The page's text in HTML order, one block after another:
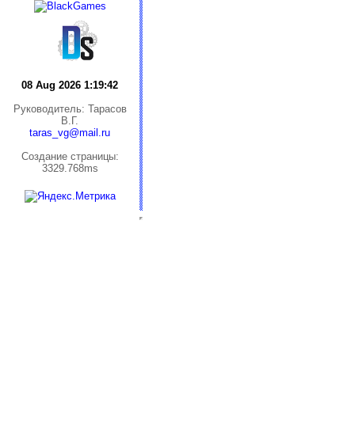
08 Aug 2026 1:19:42
Руководитель: Тарасов
В.Г.
taras_vg@mail.ru
Cоздание страницы:
3329.768ms